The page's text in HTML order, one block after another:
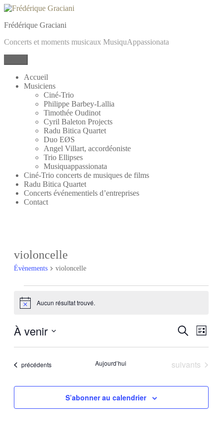
Aller
contenu
Frédérique Graciani
Concerts et moments musicaux MusiquAppassionata
Accueil
Musiciens
Ciné-Trio
Philippe Barbey-Lallia
Timothée Oudinot
Cyril Baleton Projects
Radu Bitica Quartet
Duo EØS
Angel Villart, accordéoniste
Trio Ellipses
Musiquappassionata
Ciné-Trio concerts de musiques de films
Radu Bitica Quartet
Concerts événementiels d’entreprises
Contact
violoncelle
Évènements violoncelle
Notice Aucun résultat trouvé.
de
vues
Recherche
vues
Liste
À venir
date.Évènements
précédents Aujourd’hui Évènements
suivants
S’abonner au calendrier